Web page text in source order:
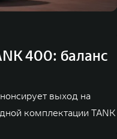
400: баланс
выход на
комплектации TANK